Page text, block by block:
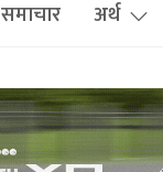
समाचार अर्थ